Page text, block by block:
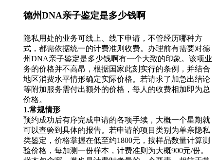
德州DNA亲子鉴定是多少钱啊
隐私用处的业务可线上、线下申请，不管经历哪种方
式，都需依据统一的计费准则收费。办理前有需要对德
州DNA亲子鉴定是多少钱啊有一个大致的印象。该项业
务的价格并不高昂，根据国家此刻实行的条例，并结合
地区消费水平情形确定实际价格。若请求了加急出结论
等附加服务需付出额外的价格，每人的收费相加即为总
价格。
1.常规情形
预约成功后有序完成申请的各项手续，大概一个星期就
可以查验到具体的报告。若申请的项目类别为单亲隐私
类鉴定，价格掌握在低至约1800元，按样品数量计算测
验价格，每加测一份样本，计费准则为大概900元/份。